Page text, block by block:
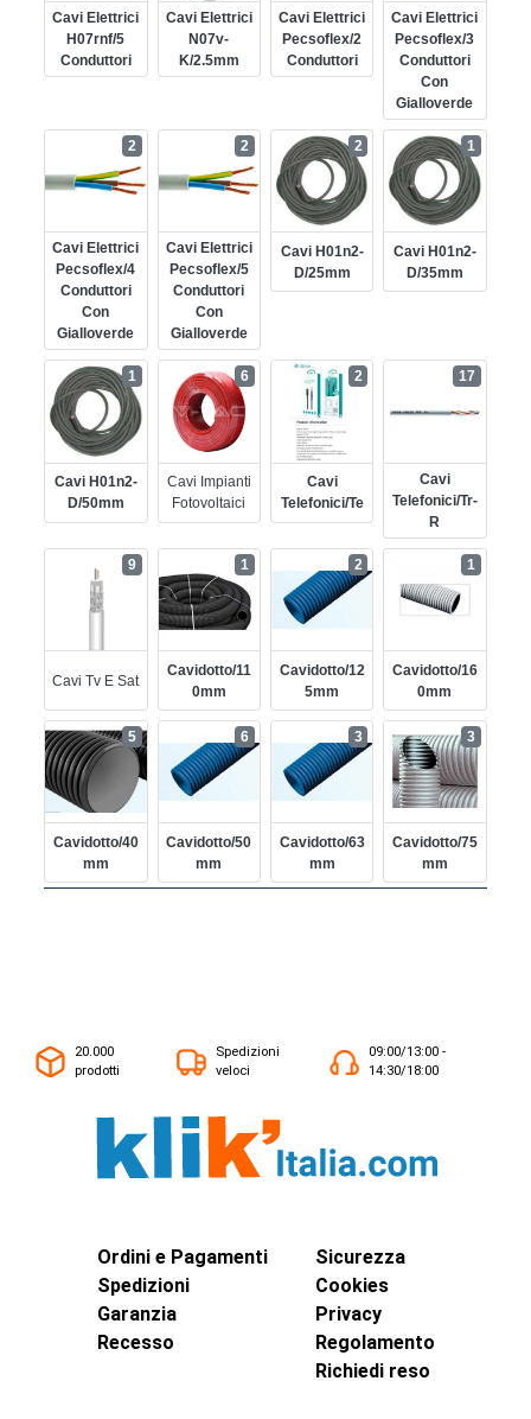
Cavi Elettrici
H07rnf/5
Conduttori
Cavi Elettrici
N07v-
K/2.5mm
Cavi Elettrici
Pecsoflex/2
Conduttori
Cavi Elettrici
Pecsoflex/3
Conduttori
Con
Gialloverde
Cavi Elettrici
Pecsoflex/4
Conduttori
Con
Gialloverde
2
Cavi Elettrici
Pecsoflex/5
Conduttori
Con
Gialloverde
2
Cavi H01n2-
D/25mm
2
Cavi H01n2-
D/35mm
1
Cavi H01n2-
D/50mm
1
Cavi Impianti
Fotovoltaici
6
Cavi
Telefonici/te
2
Cavi
Telefonici/tr-
R
17
Cavi Tv E Sat
9
Cavidotto/11
0mm
1
Cavidotto/12
5mm
2
Cavidotto/16
0mm
1
Cavidotto/40
Mm
5
Cavidotto/50
Mm
6
Cavidotto/63
Mm
3
Cavidotto/75
Mm
3
20.000
prodotti
Spedizioni
veloci
09:00/13:00 -
14:30/18:00
Ordini e Pagamenti
Spedizioni
Garanzia
Recesso
Sicurezza
Cookies
Privacy
Regolamento
Richiedi reso